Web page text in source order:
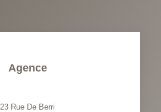
Agence
23 Rue De Berri